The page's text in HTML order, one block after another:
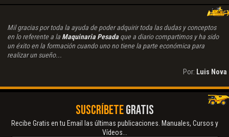
Mil gracias por toda la ayuda de poder adquirir toda las dudas y conceptos
en lo referente a la Maquinaria Pesadaque a diario compartimos y ha sido
un éxito en la formación cuando uno no tiene la parte económica para
realizar un sueño...
Por: Luis Nova
SUSCRÍBETEGRATIS
Recibe Gratis en tu Email las últimas publicaciones. Manuales, Cursos y
Vídeos...